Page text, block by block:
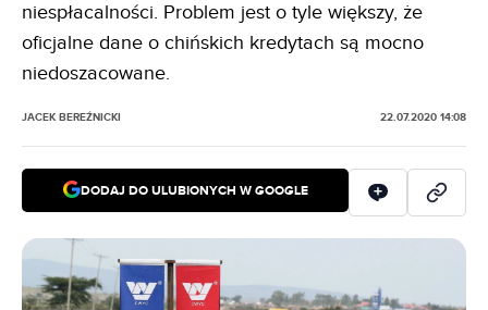
niespłacalności. Problem jest o tyle większy, że
oficjalne dane o chińskich kredytach są mocno
niedoszacowane.
JACEK BEREŹNICKI 22.07.2020 14:08
DODAJ DO ULUBIONYCH W GOOGLE